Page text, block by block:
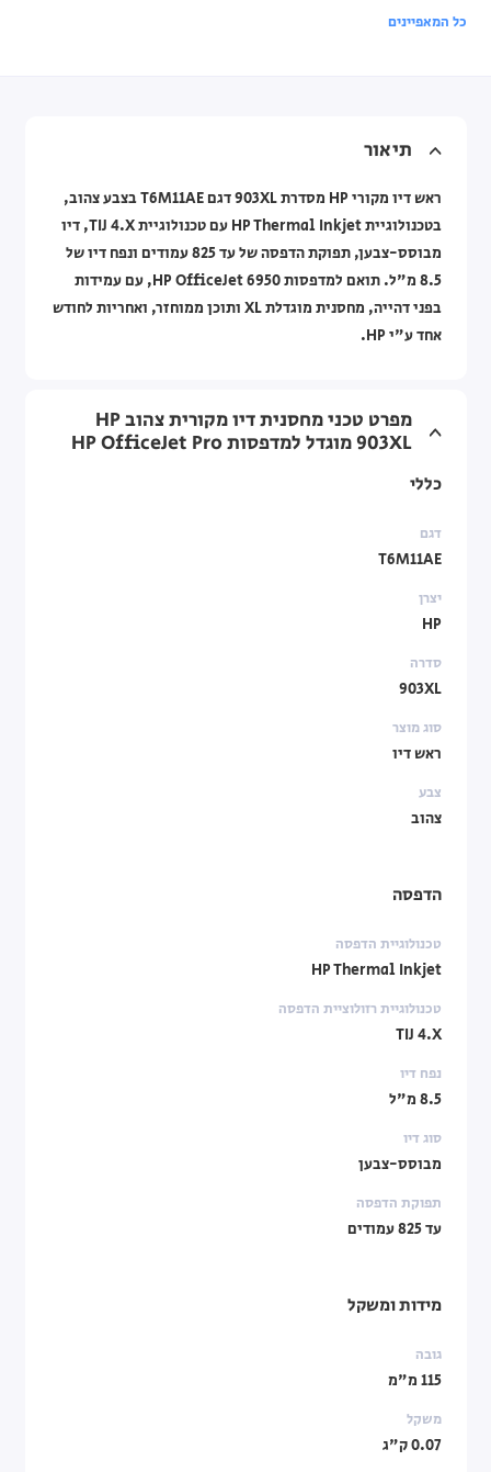
כל המאפיינים
תיאור
ראש דיו מקורי HP מסדרת 903XL דגם T6M11AE בצבע צהוב,
בטכנולוגיית HP Thermal Inkjet עם טכנולוגיית TIJ 4.X, דיו
מבוסס-צבען, תפוקת הדפסה של עד 825 עמודים ונפח דיו של
8.5 מ"ל. תואם למדפסות HP OfficeJet 6950, עם עמידות
בפני דהייה, מחסנית מוגדלת XL ותוכן ממוחזר, ואחריות לחודש
אחד ע"י HP.
מפרט טכני מחסנית דיו מקורית צהוב HP
903XL מוגדל למדפסות HP OfficeJet Pro
כללי
דגם
T6M11AE
יצרן
HP
סדרה
903XL
סוג מוצר
ראש דיו
צבע
צהוב
הדפסה
טכנולוגיית הדפסה
HP Thermal Inkjet
טכנולוגיית רזולוציית הדפסה
TIJ 4.X
נפח דיו
8.5 מ"ל
סוג דיו
מבוסס-צבען
תפוקת הדפסה
עד 825 עמודים
מידות ומשקל
גובה
115 מ"מ
משקל
0.07 ק"ג